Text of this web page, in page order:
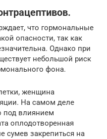
что гормональные
опасности, так как
Однако при
небольшой риск
фона.
женщина
На самом деле
под влиянием
оплодотворенная
сумев закрепиться на